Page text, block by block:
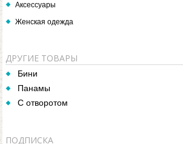
Аксессуары
Женская одежда
ДРУГИЕ ТОВАРЫ
Бини
Панамы
С отворотом
ПОДПИСКА